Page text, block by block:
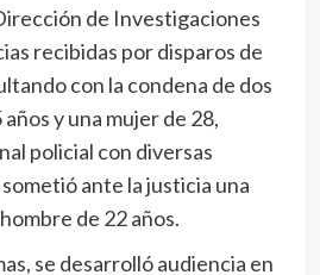
de Investigaciones
recibidas por disparos de
con la condena de dos
y una mujer de 28,
policial con diversas
ante la justicia una
de 22 años.
se desarrolló audiencia en